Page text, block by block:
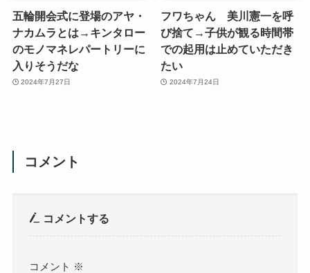
五輪開会式に登場のアヤ・
ナカムラとは→キンタロー
のモノマネレパートリーに
入りそうだな
2024年7月27日
フワちゃん 美川憲一を呼
び捨て→子供が観る時間帯
での起用は止めていただき
たい
2024年7月24日
コメント
コメントする
コメント ※